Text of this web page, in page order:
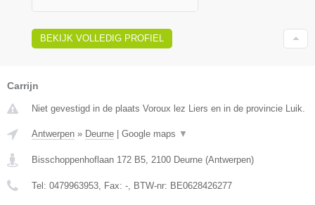
BEKIJK VOLLEDIG PROFIEL
Carrijn
Niet gevestigd in de plaats Voroux lez Liers en in de provincie Luik.
Antwerpen » Deurne | Google maps ▼
Bisschoppenhoflaan 172 B5 2100 Deurne (Antwerpen)
Tel: 0479963953 , Fax: - , BTW-nr: BE0628426277